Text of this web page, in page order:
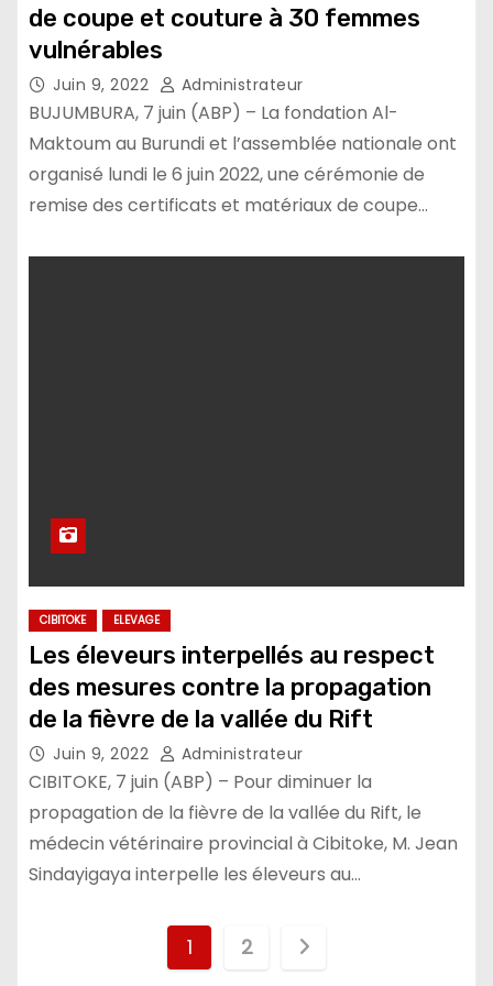
de coupe et couture à 30 femmes
vulnérables
Juin 9, 2022 Administrateur
BUJUMBURA, 7 juin (ABP) – La fondation Al-
Maktoum au Burundi et l’assemblée nationale ont
organisé lundi le 6 juin 2022, une cérémonie de
remise des certificats et matériaux de coupe…
CIBITOKE ELEVAGE
Les éleveurs interpellés au respect
des mesures contre la propagation
de la fièvre de la vallée du Rift
Juin 9, 2022 Administrateur
CIBITOKE, 7 juin (ABP) – Pour diminuer la
propagation de la fièvre de la vallée du Rift, le
médecin vétérinaire provincial à Cibitoke, M. Jean
Sindayigaya interpelle les éleveurs au…
Pagination
1 2